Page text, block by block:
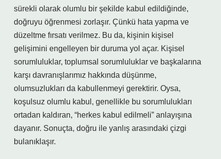
sürekli olarak olumlu bir şekilde kabul edildiğinde,
doğruyu öğrenmesi zorlaşır. Çünkü hata yapma ve
düzeltme fırsatı verilmez. Bu da, kişinin kişisel
gelişimini engelleyen bir duruma yol açar. Kişisel
sorumluluklar, toplumsal sorumluluklar ve başkalarına
karşı davranışlarımız hakkında düşünme,
olumsuzlukları da kabullenmeyi gerektirir. Oysa,
koşulsuz olumlu kabul, genellikle bu sorumlulukları
ortadan kaldıran, “herkes kabul edilmeli” anlayışına
dayanır. Sonuçta, doğru ile yanlış arasındaki çizgi
bulanıklaşır.